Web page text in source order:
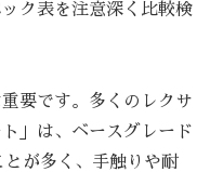
ク表を注意深く比較検
要です。多くのレクサ
」は、ベースグレード
が多く、手触りや耐